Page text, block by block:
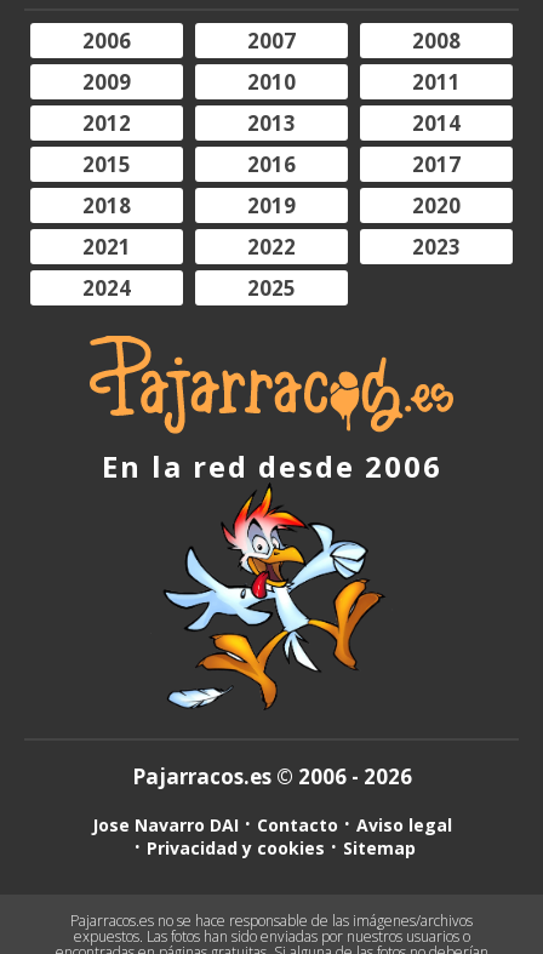
2006
2007
2008
2009
2010
2011
2012
2013
2014
2015
2016
2017
2018
2019
2020
2021
2022
2023
2024
2025
En la red desde 2006
Pajarracos.es © 2006 - 2026
Jose Navarro DAI Contacto
Aviso legal
Privacidad y cookies
Sitemap
Pajarracos.es no se hace responsable de las imágenes/archivos
expuestos. Las fotos han sido enviadas por nuestros usuarios o